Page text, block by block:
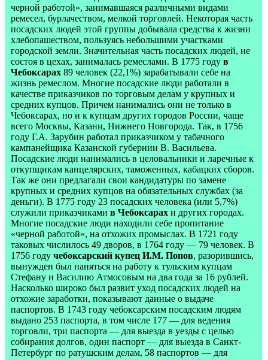
черной работой», занимавшаяся различными видами
ремесел, бурлачеством, мелкой торговлей. Некоторая часть
посадских людей этой группы добывала средства к жизни
хлебопашеством, пользуясь небольшими участками
городской земли. Значительная часть посадских людей, не
состоя в цехах, занималась ремеслами. В 1775 году в
Чебоксарах 89 человек (22,1%) зарабатывали себе на
жизнь ремеслом. Многие посадские люди работали в
качестве приказчиков по торговым делам у крупных и
средних купцов. Причем нанимались они не только в
Чебоксарах, но и к купцам других городов России, чаще
всего Москвы, Казани, Нижнего Новгорода. Так, в 1756
году Г.А. Зарубин работал приказчиком у табачного
кампанейщика Казанской губернии В. Васильева.
Посадские люди нанимались в целовальники и ларечные к
откупщикам канцелярских, таможенных, кабацких сборов.
Так же они предлагали свои кандидатуры по замене
крупных и средних купцов на обязательных службах (за
деньги). В 1775 году 23 посадских человека (или 5,7%)
служили приказчиками в Чебоксарах и других городах.
Многие посадские люди находили себе пропитание
«черной работой», на отхожих промыслах. В 1721 году
таковых числилось 49 дворов, в 1764 году — 79 человек. В
1756 году чебоксарский купец И.М. Попов, разорившись,
вынужден был наняться на работу к тульским купцам
Стефану и Василию Атмосовым на два года за 16 рублей.
Насколько широко был развит уход посадских людей на
отхожие заработки, показывают данные о выдаче
паспортов. В 1743 году чебоксарским посадским людям
выдано 253 паспорта, в том числе 177 — для ведения
торговли, три паспорта — для выезда в уезды с целью
собирания долгов, один паспорт — для выезда в Санкт-
Петербург по ратушским делам, 58 паспортов — для